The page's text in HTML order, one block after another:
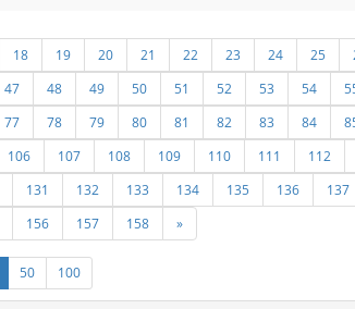
18 19 20 21 22 23 24 25
47 48 49 50 51 52 53 54
77 78 79 80 81 82 83 84
106 107 108 109 110 111 112
131 132 133 134 135 136 137
156 157 158 »
50 100